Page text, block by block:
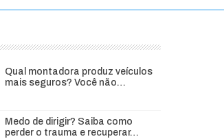
Qual montadora produz veículos
mais seguros? Você não…
Medo de dirigir? Saiba como
perder o trauma e recuperar…